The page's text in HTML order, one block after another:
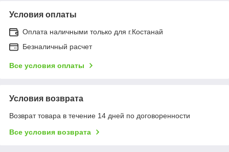
Условия оплаты
Оплата наличными только для г.Костанай
Безналичный расчет
Все условия оплаты
Условия возврата
Возврат товара в течение 14 дней по договоренности
Все условия возврата